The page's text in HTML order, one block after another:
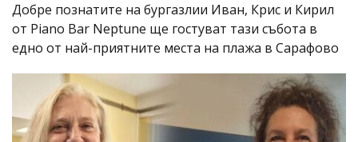
Добре познатите на бургазлии Иван, Крис и Кирил
от Piano Bar Neptune ще гостуват тази събота в
едно от най-приятните места на плажа в Сарафово